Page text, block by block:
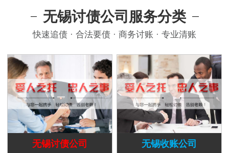
无锡讨债公司服务分类
快速追债 · 合法要债 · 商务讨账 · 专业清账
无锡讨债公司 无锡收账公司